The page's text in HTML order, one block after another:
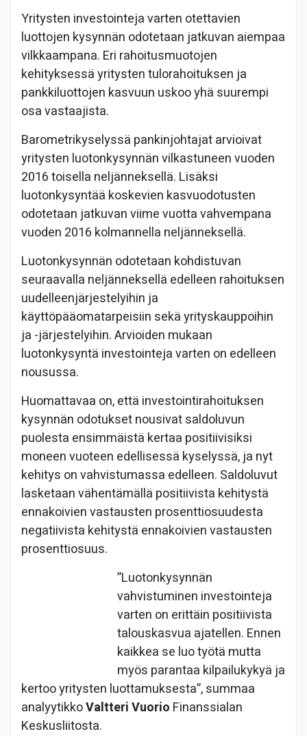
Yritysten investointeja varten otettavien
luottojen kysynnän odotetaan jatkuvan aiempaa
vilkkaampana. Eri rahoitusmuotojen
kehityksessä yritysten tulorahoituksen ja
pankkiluottojen kasvuun uskoo yhä suurempi
osa vastaajista.
Barometrikyselyssä pankinjohtajat arvioivat
yritysten luotonkysynnän vilkastuneen vuoden
2016 toisella neljänneksellä. Lisäksi
luotonkysyntää koskevien kasvuodotusten
odotetaan jatkuvan viime vuotta vahvempana
vuoden 2016 kolmannella neljänneksellä.
Luotonkysynnän odotetaan kohdistuvan
seuraavalla neljänneksellä edelleen rahoituksen
uudelleenjärjestelyihin ja
käyttöpääomatarpeisiin sekä yrityskauppoihin
ja -järjestelyihin. Arvioiden mukaan
luotonkysyntä investointeja varten on edelleen
nousussa.
Huomattavaa on, että investointirahoituksen
kysynnän odotukset nousivat saldoluvun
puolesta ensimmäistä kertaa positiivisiksi
moneen vuoteen edellisessä kyselyssä, ja nyt
kehitys on vahvistumassa edelleen. Saldoluvut
lasketaan vähentämällä positiivista kehitystä
ennakoivien vastausten prosenttiosuudesta
negatiivista kehitystä ennakoivien vastausten
prosenttiosuus.
”Luotonkysynnän
vahvistuminen investointeja
varten on erittäin positiivista
talouskasvua ajatellen. Ennen
kaikkea se luo työtä mutta
myös parantaa kilpailukykyä ja
kertoo yritysten luottamuksesta”, summaa
analyytikkoValtteri Vuorio Finanssialan
Keskusliitosta.